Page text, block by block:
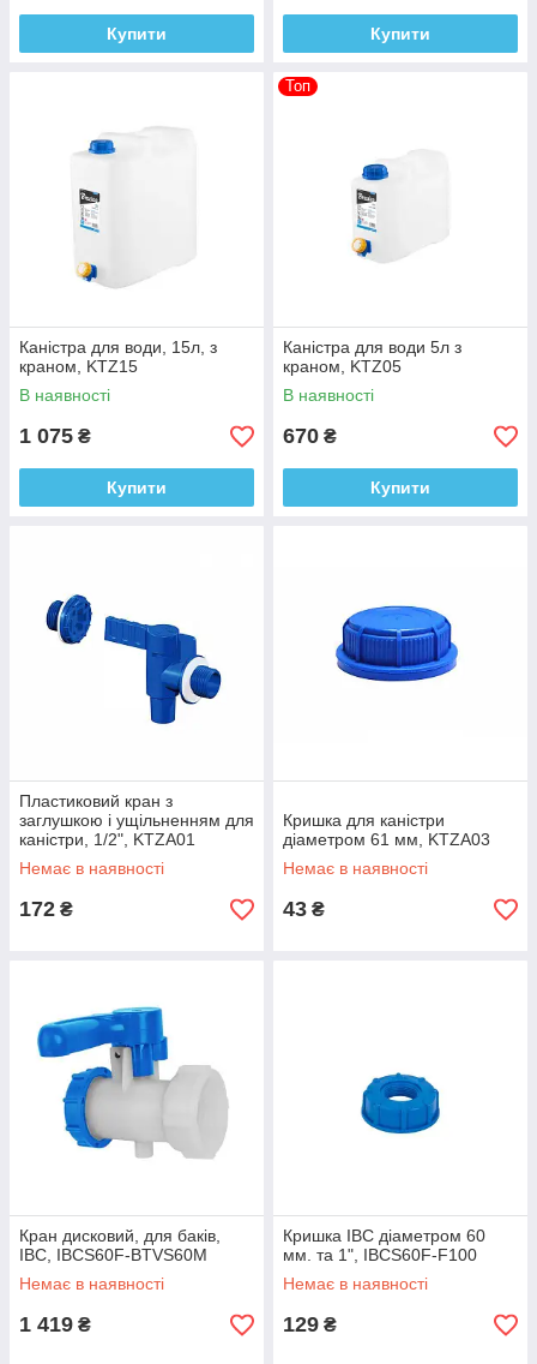
Купити Купити
Каністра для води, 15л, з
краном, KTZ15
В наявності
1 075 ₴
Купити
Топ
Каністра для води 5л з
краном, KTZ05
В наявності
670 ₴
Купити
Пластиковий кран з
заглушкою і ущільненням для
каністри, 1/2", KTZA01
Немає в наявності
172 ₴
Кришка для каністри
діаметром 61 мм, KTZA03
Немає в наявності
43 ₴
Кран дисковий, для баків,
IBC, IBCS60F-BTVS60M
Немає в наявності
1 419 ₴
Кришка IBC діаметром 60
мм. та 1", IBCS60F-F100
Немає в наявності
129 ₴